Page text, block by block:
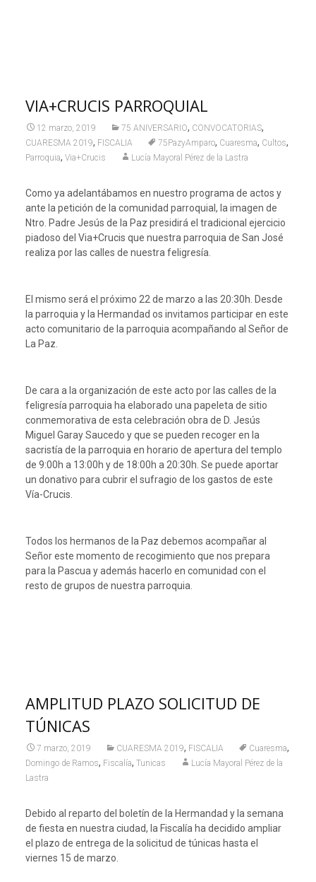
VIA+CRUCIS PARROQUIAL
12 marzo, 2019 75 ANIVERSARIO, CONVOCATORIAS,
CUARESMA 2019, FISCALIA 75PazyAmparo, Cuaresma, Cultos,
Parroquia, Via+Crucis Lucía Mayoral Pérez de la Lastra
Como ya adelantábamos en nuestro programa de actos y
ante la petición de la comunidad parroquial, la imagen de
Ntro. Padre Jesús de la Paz presidirá el tradicional ejercicio
piadoso del Via+Crucis que nuestra parroquia de San José
realiza por las calles de nuestra feligresía.
El mismo será el próximo 22 de marzo a las 20:30h. Desde
la parroquia y la Hermandad os invitamos participar en este
acto comunitario de la parroquia acompañando al Señor de
La Paz.
De cara a la organización de este acto por las calles de la
feligresía parroquia ha elaborado una papeleta de sitio
conmemorativa de esta celebración obra de D. Jesús
Miguel Garay Saucedo y que se pueden recoger en la
sacristía de la parroquia en horario de apertura del templo
de 9:00h a 13:00h y de 18:00h a 20:30h. Se puede aportar
un donativo para cubrir el sufragio de los gastos de este
Vía-Crucis.
Todos los hermanos de la Paz debemos acompañar al
Señor este momento de recogimiento que nos prepara
para la Pascua y además hacerlo en comunidad con el
resto de grupos de nuestra parroquia.
AMPLITUD PLAZO SOLICITUD DE
TÚNICAS
7 marzo, 2019 CUARESMA 2019, FISCALIA Cuaresma,
Domingo de Ramos, Fiscalía, Tunicas
Lucía Mayoral Pérez de la
Lastra
Debido al reparto del boletín de la Hermandad y la semana
de fiesta en nuestra ciudad, la Fiscalía ha decidido ampliar
el plazo de entrega de la solicitud de túnicas hasta el
viernes 15 de marzo.